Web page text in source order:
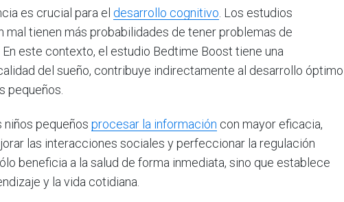
es crucial para el desarrollo cognitivo . Los estudios
mal tienen más probabilidades de tener problemas de
En este contexto, el estudio Bedtime Boost tiene una
del sueño, contribuye indirectamente al desarrollo óptimo
pequeños.
pequeños procesar la información con mayor eficacia,
las interacciones sociales y perfeccionar la regulación
beneficia a la salud de forma inmediata, sino que establece
y la vida cotidiana.